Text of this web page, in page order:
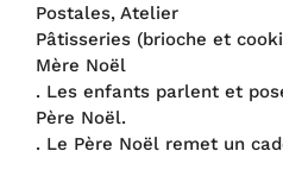
Postales, Atelier
Pâtisseries (brioche et
Mère Noël
. Les enfants parlent et
Père Noël.
. Le Père Noël remet un